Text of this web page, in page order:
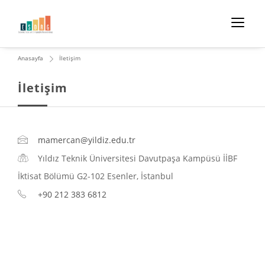
İletişim
Anasayfa İletişim
mamercan@yildiz.edu.tr
Yıldız Teknik Üniversitesi Davutpaşa Kampüsü İİBF
İktisat Bölümü G2-102 Esenler, İstanbul
+90 212 383 6812